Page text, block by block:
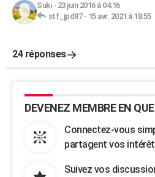
Suki- 23 juin 2016 à 04:16
stf_jpd87- 15 avr. 2021 à 18:55
24 réponses
DEVENEZ MEMBRE EN
Connectez-vous
partagent vos
Suivez vos